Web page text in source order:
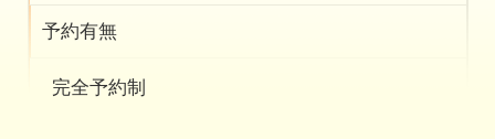
予約有無
完全予約制